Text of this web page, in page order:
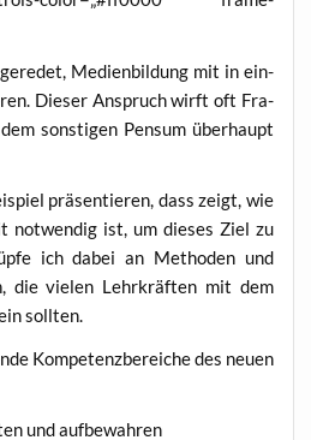
Medi­en­bil­dung mit in ein­
Die­ser Anspruch wirft oft Fra­
sons­ti­gen Pen­sum über­haupt
prä­sen­tie­ren, dass zeigt, wie
not­wen­dig ist, um die­ses Ziel zu
ich dabei an Metho­den und
die vie­len Lehr­kräf­ten mit dem
sollten.
Kom­pe­tenz­be­rei­che des neu­en
und aufbewahren